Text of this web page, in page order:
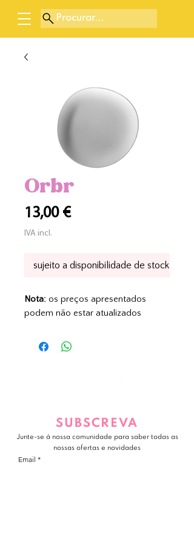
Procurar...
Orbr
13,00 €Preço
IVA incl.
sujeito a disponibilidade de stock
Nota: os preços apresentados
podem não estar atualizados
SUBSCREVA
Junte-se à nossa comunidade para saber todas as
nossas ofertas e novidades
Email